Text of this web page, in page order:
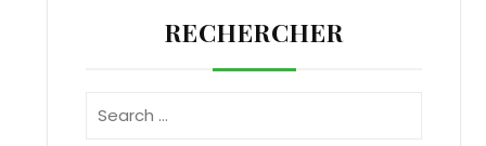
RECHERCHER